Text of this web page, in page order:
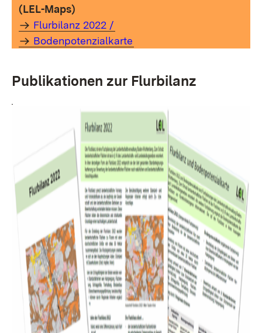
(LEL-Maps)
Flurbilanz 2022 /
Bodenpotenzialkarte
Publikationen zur Flurbilanz